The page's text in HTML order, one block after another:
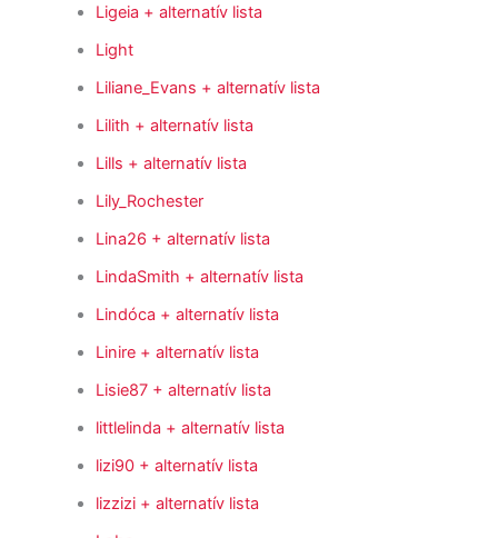
Ligeia + alternatív lista
Light
Liliane_Evans + alternatív lista
Lilith + alternatív lista
Lills + alternatív lista
Lily_Rochester
Lina26 + alternatív lista
LindaSmith + alternatív lista
Lindóca + alternatív lista
Linire + alternatív lista
Lisie87 + alternatív lista
littlelinda + alternatív lista
lizi90 + alternatív lista
lizzizi + alternatív lista